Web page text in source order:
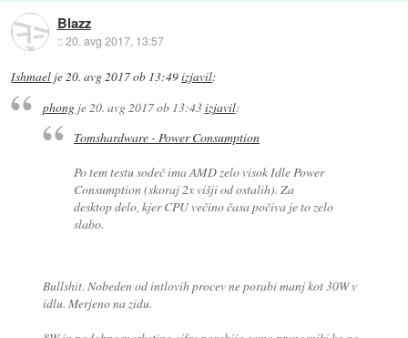
Blazz
::20. avg 2017, 13:57
Ishmael je20. avg 2017 ob 13:49izjavil:
phongje20. avg 2017 ob 13:43izjavil:
Tomshardware - Power Consumption
Po tem testu sodeč ima AMD zelo visok Idle Power
Consumption (skoraj 2x višji od ostalih). Za
desktop delo, kjer CPU večino časa počiva je to zelo
slabo.
Bullshit. Nobeden od intlovih procev ne porabi manj kot 30W v
idlu. Merjeno na zidu.